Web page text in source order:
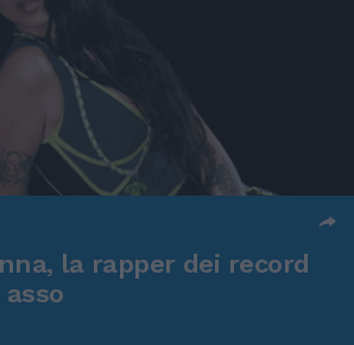
la rapper dei record